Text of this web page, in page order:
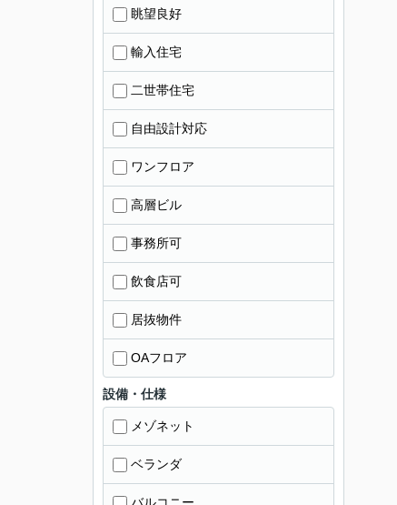
眺望良好
輸入住宅
二世帯住宅
自由設計対応
ワンフロア
高層ビル
事務所可
飲食店可
居抜物件
OAフロア
設備・仕様
メゾネット
ベランダ